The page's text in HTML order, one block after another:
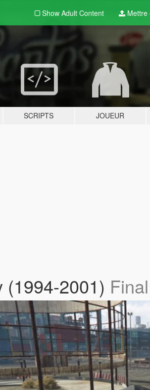
Show Adult Content Mettre
SCRIPTS JOUEUR
(1994-2001) Final